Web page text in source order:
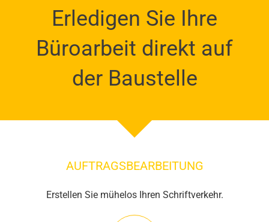
Erledigen Sie Ihre
Büroarbeit direkt auf
der Baustelle
AUFTRAGSBEARBEITUNG
Erstellen Sie mühelos Ihren Schriftverkehr.